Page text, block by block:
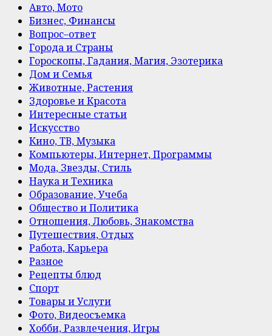
Авто, Мото
Бизнес, Финансы
Вопрос–ответ
Города и Страны
Гороскопы, Гадания, Магия, Эзотерика
Дом и Семья
Животные, Растения
Здоровье и Красота
Интересные статьи
Искусство
Кино, ТВ, Музыка
Компьютеры, Интернет, Программы
Мода, Звезды, Стиль
Наука и Техника
Образование, Учеба
Общество и Политика
Отношения, Любовь, Знакомства
Путешествия, Отдых
Работа, Карьера
Разное
Рецепты блюд
Спорт
Товары и Услуги
Фото, Видеосъемка
Хобби, Развлечения, Игры